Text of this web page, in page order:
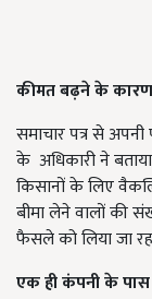
कीमत बढ़ने के कारण
समाचार पत्र से
के अधिकारी ने
किसानों के लिए
बीमा लेने वालों की
फैसले को लिया जा
एक ही कंपनी के पास